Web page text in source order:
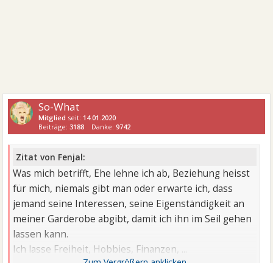
So-What
Mitglied seit: 14.01.2020
Beiträge: 3188 Danke:9742
Zitat von Fenjal:
Was mich betrifft, Ehe lehne ich ab, Beziehung heisst
für mich, niemals gibt man oder erwarte ich, dass
jemand seine Interessen, seine Eigenständigkeit an
meiner Garderobe abgibt, damit ich ihn im Seil gehen
lassen kann.
Ich lasse Freiheit, Hobbies, Finanzen, ...